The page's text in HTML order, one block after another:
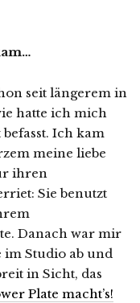
seit längerem in
hatte ich mich
Ich kam
meine liebe
ihren
Sie benutzt
Danach war mir
im Studio ab und
in Sicht, das
Plate macht’s!